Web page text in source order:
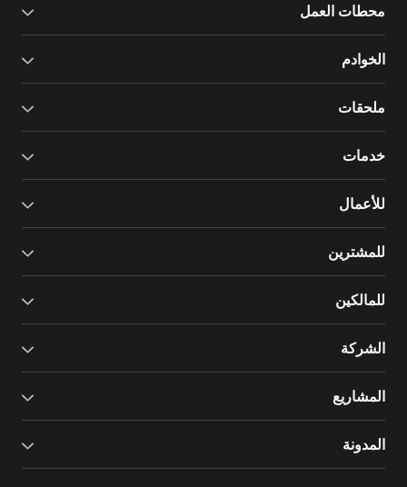
محطات العمل
الخوادم
ملحقات
خدمات
للأعمال
للمشترين
للمالكين
الشركة
المشاريع
المدونة